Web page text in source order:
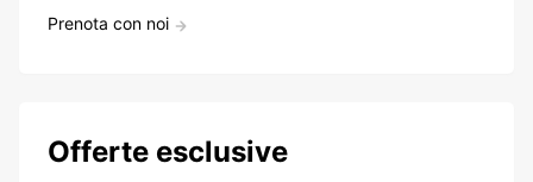
Prenota con noi
Offerte esclusive